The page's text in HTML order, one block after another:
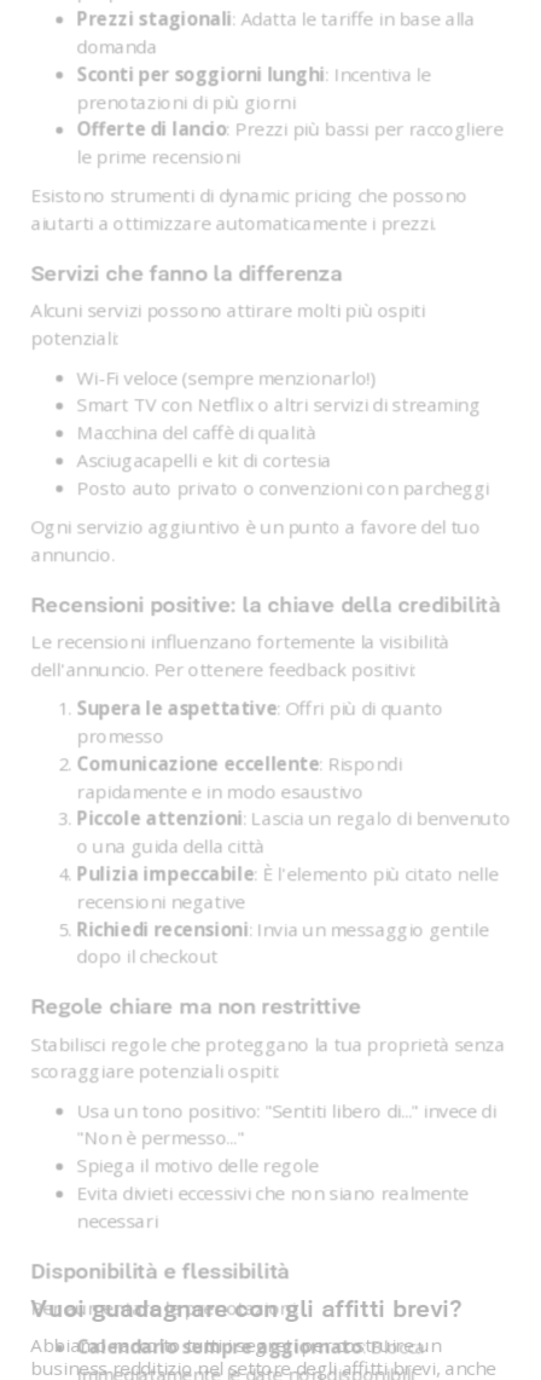
Prezzi stagionali: Adatta le tariffe in base alla
domanda
Sconti per soggiorni lunghi: Incentiva le
prenotazioni di più giorni
Offerte di lancio: Prezzi più bassi per raccogliere
le prime recensioni
Esistono strumenti di dynamic pricing che possono
aiutarti a ottimizzare automaticamente i prezzi.
Servizi che fanno la differenza
Alcuni servizi possono attirare molti più ospiti
potenziali:
Wi-Fi veloce (sempre menzionarlo!)
Smart TV con Netflix o altri servizi di streaming
Macchina del caffè di qualità
Asciugacapelli e kit di cortesia
Posto auto privato o convenzioni con parcheggi
Ogni servizio aggiuntivo è un punto a favore del tuo
annuncio.
Recensioni positive: la chiave della credibilità
Le recensioni influenzano fortemente la visibilità
dell'annuncio. Per ottenere feedback positivi:
Supera le aspettative: Offri più di quanto
promesso
Comunicazione eccellente: Rispondi
rapidamente e in modo esaustivo
Piccole attenzioni: Lascia un regalo di benvenuto
o una guida della città
Pulizia impeccabile: È l'elemento più citato nelle
recensioni negative
Richiedi recensioni: Invia un messaggio gentile
dopo il checkout
Regole chiare ma non restrittive
Stabilisci regole che proteggano la tua proprietà senza
scoraggiare potenziali ospiti:
Usa un tono positivo: "Sentiti libero di..." invece di
"Non è permesso..."
Spiega il motivo delle regole
Evita divieti eccessivi che non siano realmente
necessari
Disponibilità e flessibilità
Per aumentare le prenotazioni:
Calendario sempre aggiornato: Blocca
Vuoi guadagnare con gli affitti brevi?
Abbiamo raccolto tutti i segreti per costruire un
business redditizio nel settore degli affitti brevi, anche